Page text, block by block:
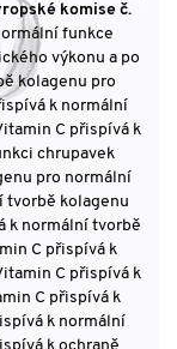
komise č.
funkce
výkonu a po
kolagenu pro
k normální
C přispívá k
chrupavek
pro normální
tvorbě kolagenu
k normální tvorbě
C přispívá k
C přispívá k
C přispívá k
k normální